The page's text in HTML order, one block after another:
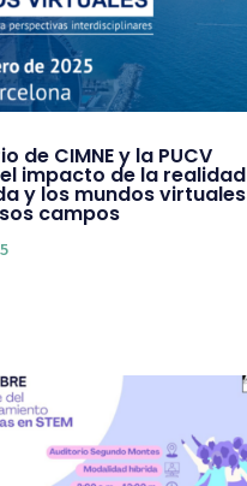
de CIMNE y la PUCV
impacto de la realidad
y los mundos virtuales
campos